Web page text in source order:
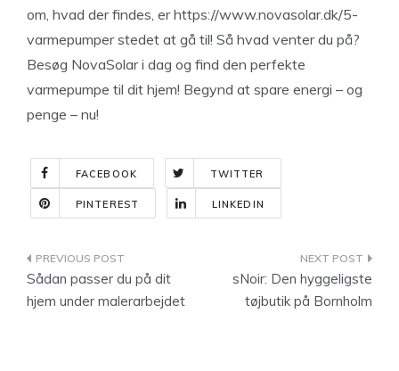
om, hvad der findes, er https://www.novasolar.dk/5-
varmepumper stedet at gå til! Så hvad venter du på?
Besøg NovaSolar i dag og find den perfekte
varmepumpe til dit hjem! Begynd at spare energi – og
penge – nu!
FACEBOOK TWITTER
PINTEREST LINKEDIN
Indlægsnavigation
Sådan passer du på dit
hjem under malerarbejdet
sNoir: Den hyggeligste
tøjbutik på Bornholm